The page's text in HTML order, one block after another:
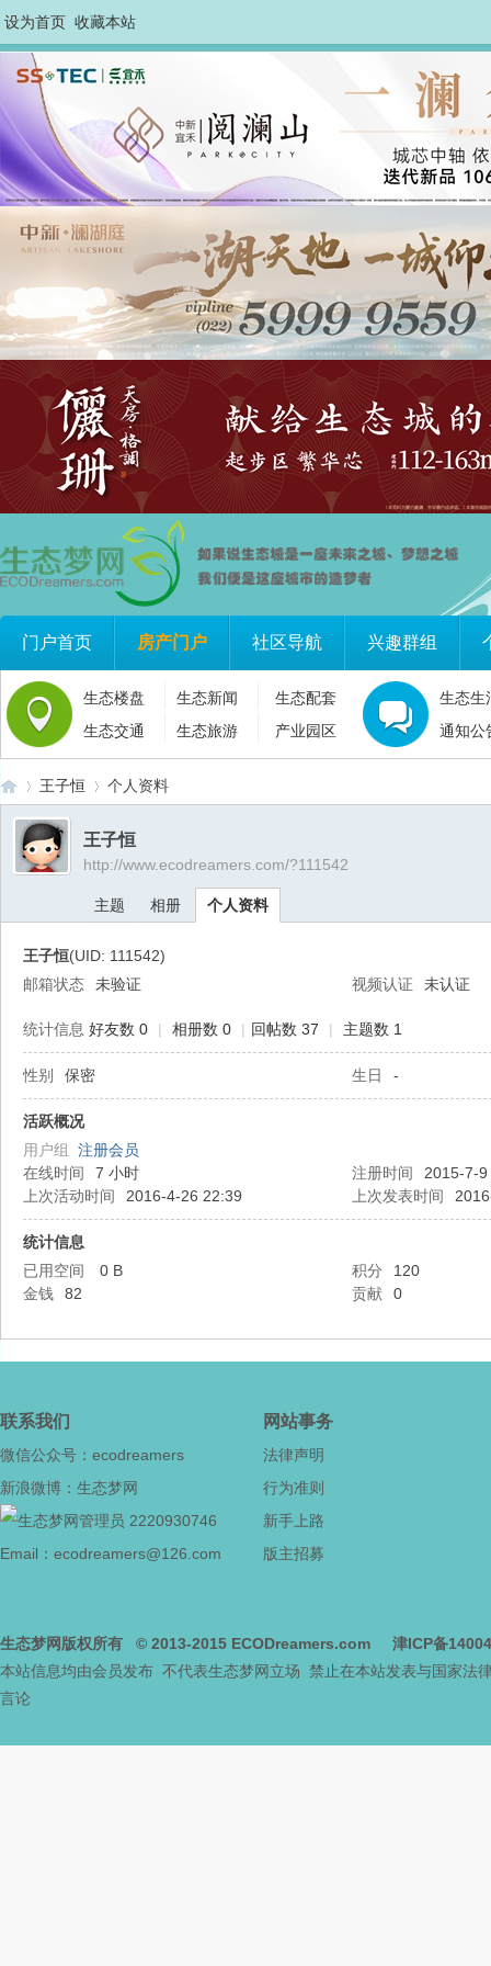
设为首页 收藏本站
门户首页 房产门户 社区导航 兴趣群组
生态楼盘 生态新闻
生态配套
生态交通
生态旅游 产业园区
生态生
通知公
›
王子恒 个人资料
王子恒
http://www.ecodreamers.com/?111542
主题 相册 个人资料
王子恒(UID: 111542)
邮箱状态
未验证 视频认证 未认证
统计信息 好友数 0 | 相册数 0 | 回帖数 37 | 主题数 1
性别 保密 生日 -
活跃概况
用户组 注册会员
在线时间
7 小时 注册时间
2015-7-
上次活动时间
2016-4-26 22:39 上次发表时间
统计信息
已用空间
0 B 积分
120
金钱
82 贡献 0
联系我们
微信公众号：ecodreamers
新浪微博：生态梦网
2220930746
Email：ecodreamers@126.com
网站事务
法律声明
行为准则
新手上路
版主招募
生态梦网版权所有 © 2013-2015 ECODreamers.com
津ICP备
本站信息均由会员发布 不代表生态梦网立场 禁止在本站发表与国家法
言论